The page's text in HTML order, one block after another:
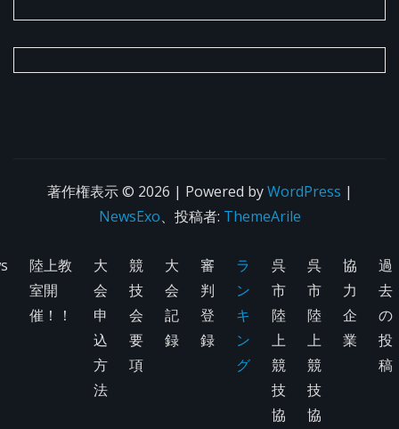
著作権表示 © 2026 | Powered byWordPress |
NewsExo、投稿者: ThemeArile
陸上教
室開
催！！
大
会
申
込
方
法
競
技
会
要
項
大
会
記
録
審
判
登
録
ラ
ン
キ
ン
グ
呉
市
陸
上
競
技
協
呉
市
陸
上
競
技
協
協
力
企
業
過
去
の
投
稿